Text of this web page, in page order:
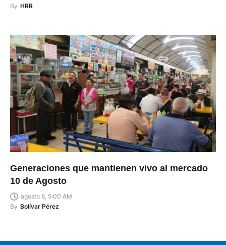
By HRR
Generaciones que mantienen vivo al mercado
10 de Agosto
agosto 8, 5:00 AM
By Bolívar Pérez